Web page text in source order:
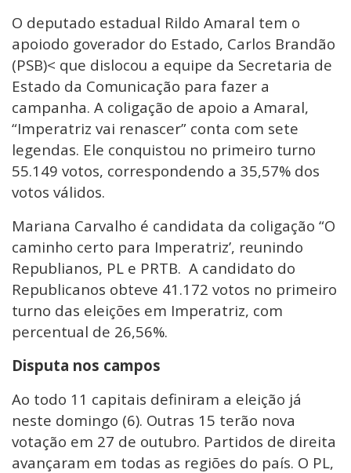
O deputado estadual Rildo Amaral tem o
apoiodo goverador do Estado, Carlos Brandão
(PSB)< que dislocou a equipe da Secretaria de
Estado da Comunicação para fazer a
campanha. A coligação de apoio a Amaral,
“Imperatriz vai renascer” conta com sete
legendas. Ele conquistou no primeiro turno
55.149 votos, correspondendo a 35,57% dos
votos válidos.
Mariana Carvalho é candidata da coligação “O
caminho certo para Imperatriz’, reunindo
Republianos, PL e PRTB. A candidato do
Republicanos obteve 41.172 votos no primeiro
turno das eleições em Imperatriz, com
percentual de 26,56%.
Disputa nos campos
Ao todo 11 capitais definiram a eleição já
neste domingo (6). Outras 15 terão nova
votação em 27 de outubro. Partidos de direita
avançaram em todas as regiões do país. O PL,